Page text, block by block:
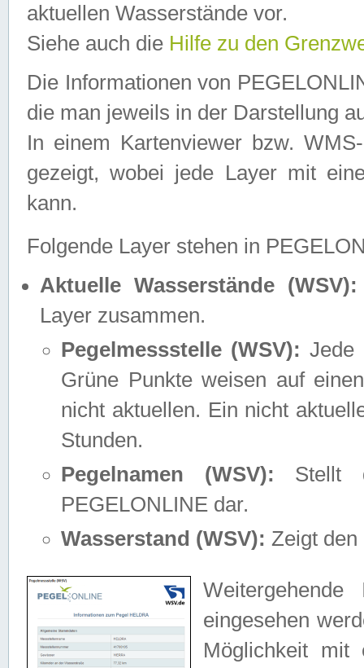
aktuellen Wasserstände vor.
Siehe auch die Hilfe zu den
Die Informationen von
die man jeweils in der Darstellung
In einem Kartenviewer bzw.
gezeigt, wobei jede Layer mit
kann.
Folgende Layer stehen in
Aktuelle Wasserstände (WSV):
Layer zusammen.
Pegelmessstelle (WSV): Jede
Grüne Punkte weisen auf
nicht aktuellen. Ein nicht
Stunden.
Pegelnamen (WSV): Stellt
PEGELONLINE dar.
Wasserstand (WSV): Zeigt den
eingesehen
Möglichkeit mit